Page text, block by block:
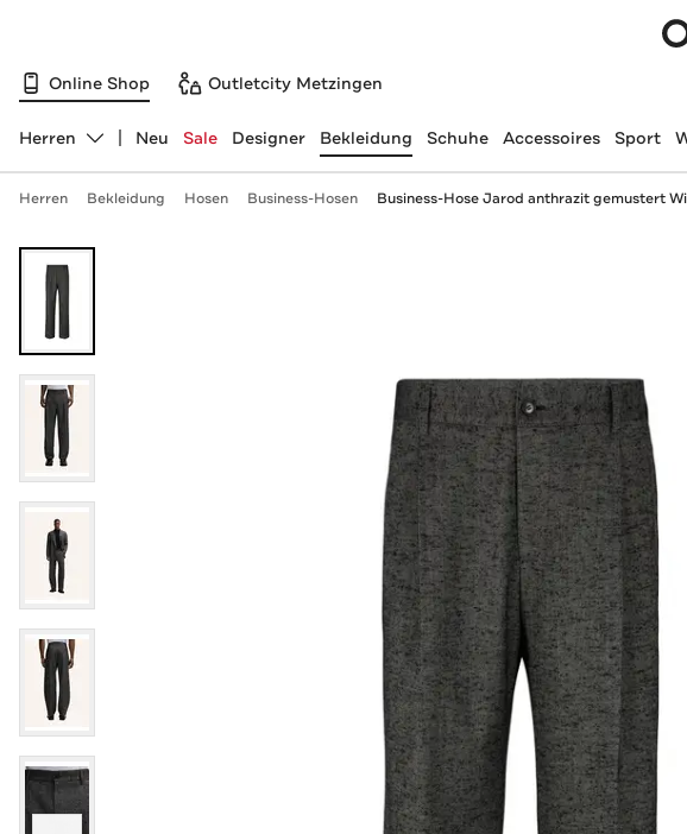
Online Shop Outletcity Metzingen
Abteilung ändern, ausgewählt:
Herren Neu Sale Designer Bekleidung Schuhe Accessoires Sport
Herren Bekleidung Hosen Business-Hosen Business-Hose Jarod anthrazit gemustert